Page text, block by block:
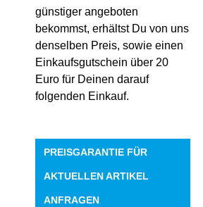
günstiger angeboten
bekommst, erhältst Du von uns
denselben Preis, sowie einen
Einkaufsgutschein über 20
Euro für Deinen darauf
folgenden Einkauf.
PREISGARANTIE FÜR
AKTUELLEN ARTIKEL
ANFRAGEN